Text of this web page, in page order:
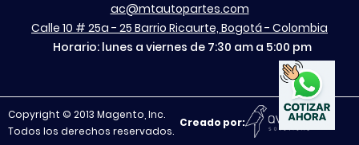
ac@mtautopartes.com
Calle 10 # 25a - 25 Barrio Ricaurte, Bogotá - Colombia
Horario: lunes a viernes de 7:30 am a 5:00 pm
Copyright © 2013 Magento, Inc.
Todos los derechos reservados.
Creado por: